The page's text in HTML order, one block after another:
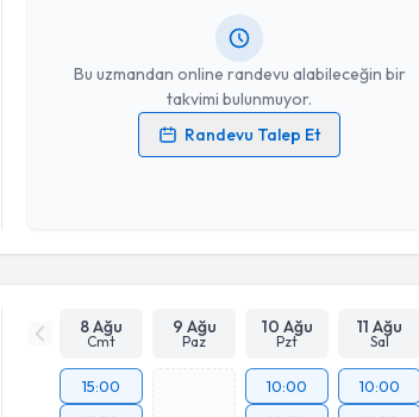
Bu uzmandan online randevu alabileceğin bir
takvimi bulunmuyor.
Randevu Talep Et
Kişisel verilerimin işlenmesine ilişkinAydınlatma Metni
Takvim Talebini Gönder
8 Ağu
Cmt
9 Ağu
Paz
10 Ağu
Pzt
11 Ağu
Sal
15:00
10:00
10:00